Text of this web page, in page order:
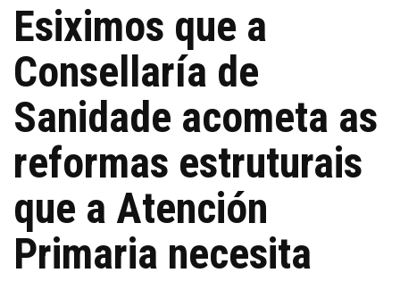
Esiximos que a
Consellaría de
Sanidade acometa as
reformas estruturais
que a Atención
Primaria necesita